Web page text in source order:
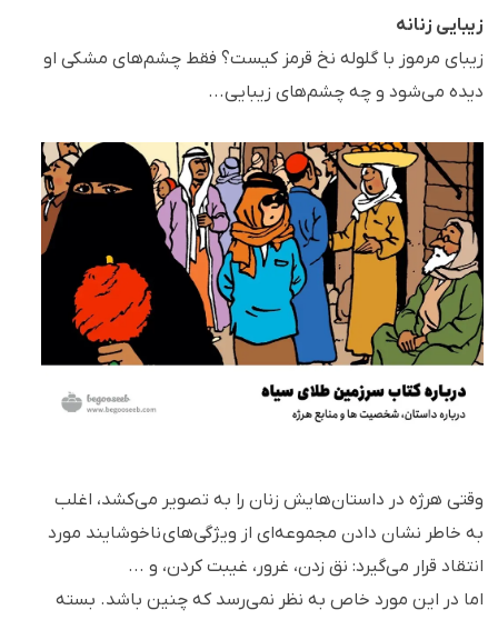
زیبایی زنانه
زیبای مرموز با گلوله نخ قرمز کیست؟ فقط چشم‌های مشکی او
دیده می‌شود و چه چشم‌های زیبایی...
وقتی هرژه در داستان‌هایش زنان را به تصویر می‌کشد، اغلب
به خاطر نشان دادن مجموعه‌ای از ویژگی‌های ناخوشایند مورد
انتقاد قرار می‌گیرد: نق زدن، غرور، غیبت کردن، و ...
اما در این مورد خاص به نظر نمی‌رسد که چنین باشد. بسته